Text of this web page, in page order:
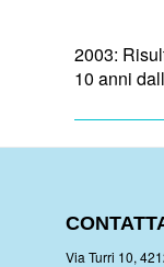
2003:
10 anni
Via Turri 10,